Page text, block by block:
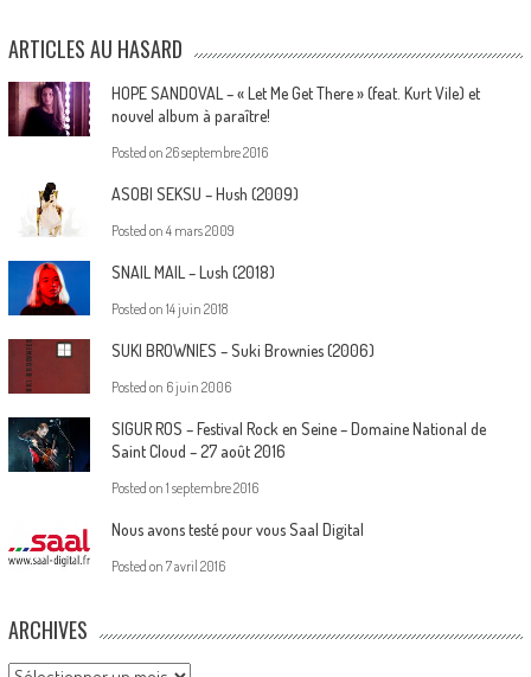
ARTICLES AU HASARD
HOPE SANDOVAL – « Let Me Get There » (feat. Kurt Vile) et
nouvel album à paraître!
Posted on 26 septembre 2016
ASOBI SEKSU – Hush (2009)
Posted on 4 mars 2009
SNAIL MAIL – Lush (2018)
Posted on 14 juin 2018
SUKI BROWNIES – Suki Brownies (2006)
Posted on 6 juin 2006
SIGUR ROS – Festival Rock en Seine – Domaine National de
Saint Cloud – 27 août 2016
Posted on 1 septembre 2016
Nous avons testé pour vous Saal Digital
Posted on 7 avril 2016
ARCHIVES